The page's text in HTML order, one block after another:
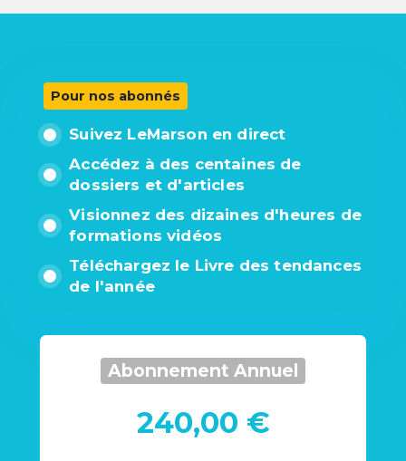
Pour nos abonnés
Suivez LeMarson en direct
Accédez à des centaines de
dossiers et d'articles
Visionnez des dizaines d'heures de
formations vidéos
Téléchargez le Livre des tendances
de l'année
Abonnement Annuel
240,00 €